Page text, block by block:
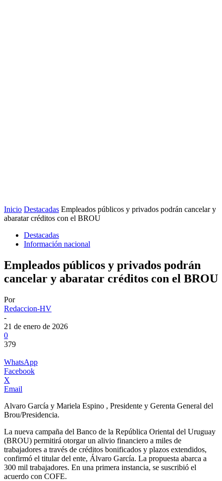
Inicio Destacadas Empleados públicos y privados podrán cancelar y
abaratar créditos con el BROU
Destacadas
Información nacional
Empleados públicos y privados podrán
cancelar y abaratar créditos con el BROU
Por
Redaccion-HV
-
21 de enero de 2026
0
379
WhatsApp
Facebook
X
Email
Alvaro García y Mariela Espino , Presidente y Gerenta General del
Brou/Presidencia.
La nueva campaña del Banco de la República Oriental del Uruguay
(BROU) permitirá otorgar un alivio financiero a miles de
trabajadores a través de créditos bonificados y plazos extendidos,
confirmó el titular del ente, Álvaro García. La propuesta abarca a
300 mil trabajadores. En una primera instancia, se suscribió el
acuerdo con COFE.